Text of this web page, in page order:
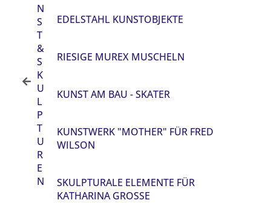
N
S
T
&
S
K
U
L
P
T
U
R
E
N
EDELSTAHL KUNSTOBJEKTE
RIESIGE MUREX MUSCHELN
KUNST AM BAU - SKATER
KUNSTWERK "MOTHER" FÜR FRED
WILSON
SKULPTURALE ELEMENTE FÜR
KATHARINA GROSSE